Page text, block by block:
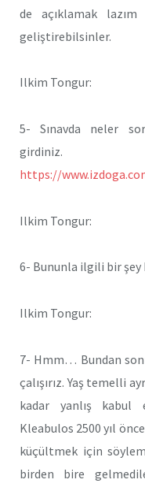
de açıklamak
geliştirebilsinler.
Ilkim Tongur:
5- Sınavda neler
girdiniz.
https://
Ilkim Tongur:
6- Bununla ilgili bir şey
Ilkim Tongur:
7- Hmm… Bundan
çalışırız. Yaş temelli
kadar yanlış kabul
Kleabulos 2500 yıl
küçültmek için
birden bire